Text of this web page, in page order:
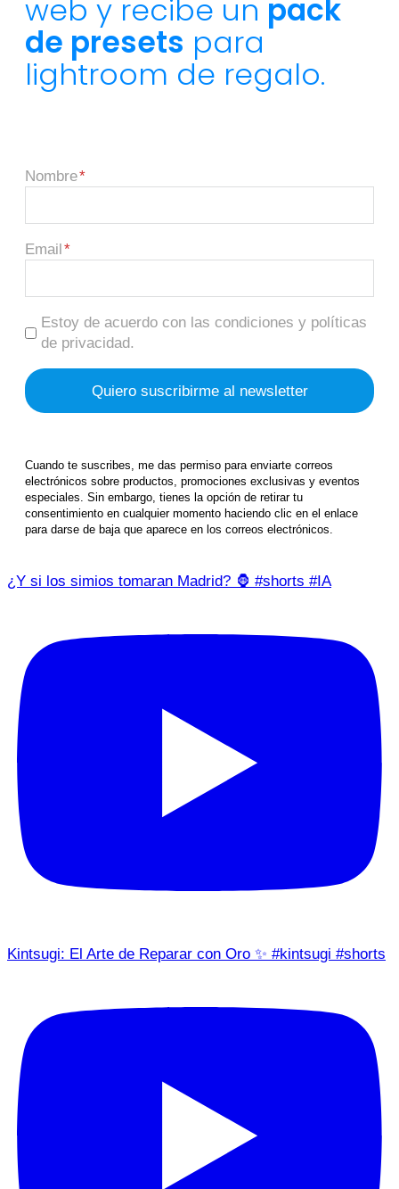
web y recibe un pack
de presets para
lightroom de regalo.
Nombre
Email
Estoy de acuerdo con las condiciones y políticas
de privacidad.
Cuando te suscribes, me das permiso para enviarte correos
electrónicos sobre productos, promociones exclusivas y eventos
especiales. Sin embargo, tienes la opción de retirar tu
consentimiento en cualquier momento haciendo clic en el enlace
para darse de baja que aparece en los correos electrónicos.
¿Y si los simios tomaran Madrid? 🦍 #shorts #IA
Kintsugi: El Arte de Reparar con Oro ✨ #kintsugi #shorts